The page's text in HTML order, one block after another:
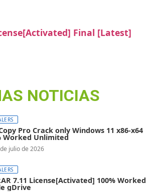
Final [Latest]
NOTICIAS
Pro Crack only Windows 11 x86-x64
Worked Unlimited
julio de 2026
7.11 License[Activated] 100% Worked
gDrive